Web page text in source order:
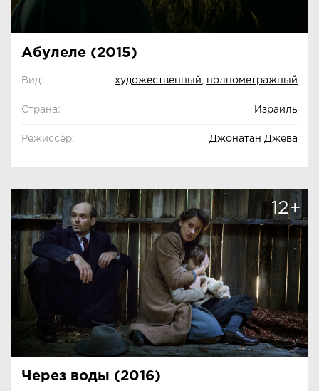
Абулеле (2015)
Вид: художественный полнометражный
Страна: Израиль
Режиссёр: Джонатан Джева
12+
Через воды (2016)